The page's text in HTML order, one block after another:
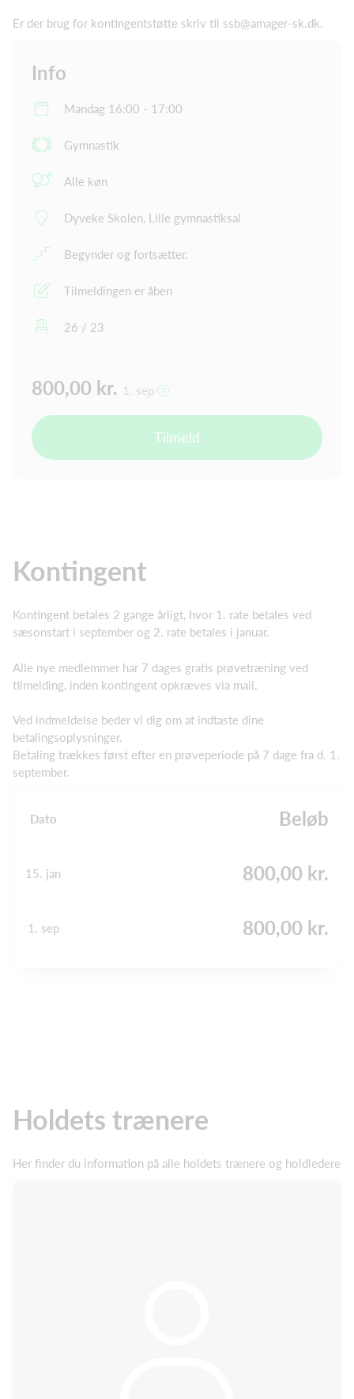
Er der brug for kontingentstøtte skriv til ssb@amager-sk.dk.
Info
Mandag 16:00 - 17:00
Gymnastik
Alle køn
Dyveke Skolen, Lille gymnastiksal
Begynder og fortsætter.
Tilmeldingen er åben
26 / 23
800,00 kr. 1. sep
Tilmeld
Kontingent
Kontingent betales 2 gange årligt, hvor 1. rate betales ved
sæsonstart i september og 2. rate betales i januar.
Alle nye medlemmer har 7 dages gratis prøvetræning ved
tilmelding, inden kontingent opkræves via mail.
Ved indmeldelse beder vi dig om at indtaste dine
betalingsoplysninger.
Betaling trækkes først efter en prøveperiode på 7 dage fra d. 1.
september.
Dato Beløb
15. jan 800,00 kr.
1. sep 800,00 kr.
Holdets trænere
Her finder du information på alle holdets trænere og holdledere